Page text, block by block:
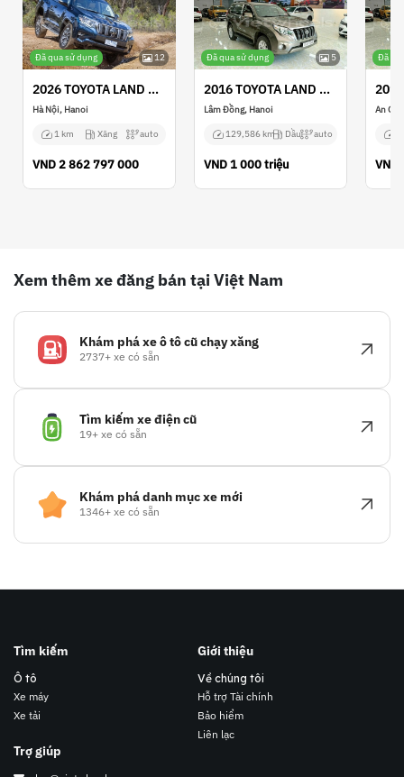
Đã qua sử dụng 12
2026 TOYOTA LAND CRUISER PRADO
Hà Nội, Hanoi
1 km Xăng auto
VND2 862 797 000
Đã qua sử dụng 5
2016 TOYOTA LAND CRUISER PRADO
Lâm Đồng, Hanoi
129,586 km Dầu auto
VND1 000 triệu
Đã
An
VND
Xem thêm xe đăng bán tại Việt Nam
Khám phá xe ô tô cũ chạy xăng
2737+ xe có sẵn
Tìm kiếm xe điện cũ
19+ xe có sẵn
Khám phá danh mục xe mới
1346+ xe có sẵn
Tìm kiếm
Ô tô
Xe máy
Xe tải
Giới thiệu
Về chúng tôi
Hỗ trợ Tài chính
Bảo hiểm
Liên lạc
Trợ giúp